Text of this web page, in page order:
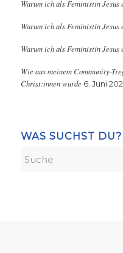
Warum ich als Feministin Jesus
Warum ich als Feministin Jesus
Warum ich als Feministin Jesus
Wie aus meinem Community-
Christ:innen wurde 6. Juni
WAS SUCHST DU?